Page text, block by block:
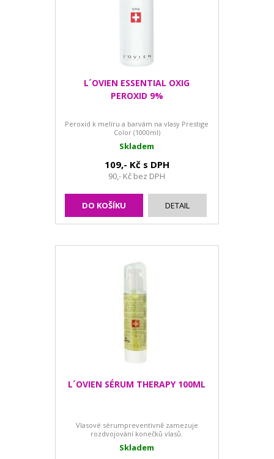
L´OVIEN ESSENTIAL OXIG
PEROXID 9%
Peroxid k melíru a barvám na vlasy Prestige
Color (1000ml)
Skladem
109,- Kč s DPH
90,- Kč bez DPH
DO KOŠÍKU DETAIL
L´OVIEN SÉRUM THERAPY 100ML
Vlasové sérumpreventivně zamezuje
rozdvojování konečků vlasů.
Skladem